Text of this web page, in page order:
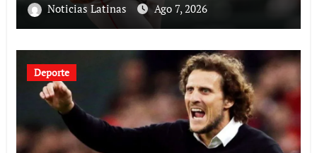
Noticias Latinas Ago 7, 2026
Deporte